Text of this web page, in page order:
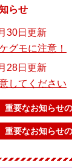
らせ
30日更新
グモに注意！
28日更新
してください
重要なお知らせ
重要なお知らせ